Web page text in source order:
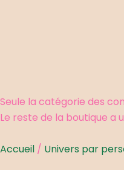
Seule la catégorie des
Le reste de la boutique a
Accueil / Univers par